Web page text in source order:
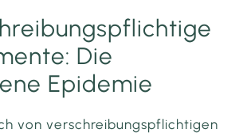
Die
Epidemie
von verschreibungspflichtigen